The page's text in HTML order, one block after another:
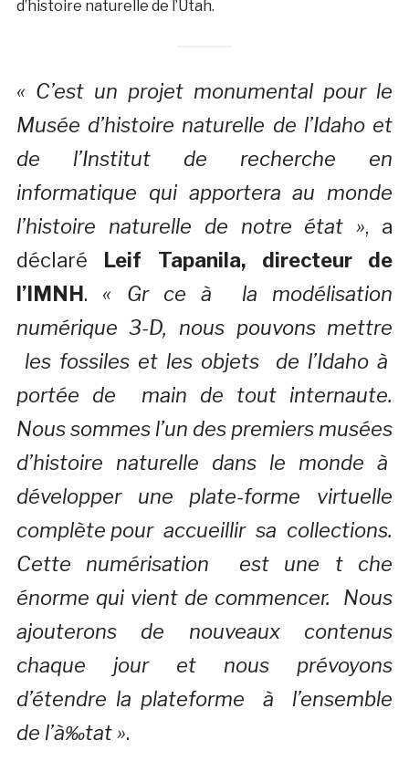
d’histoire naturelle de l’Utah.
« C’est un projet monumental pour le
Musée d’histoire naturelle de l’Idaho et
de l’Institut de recherche en
informatique qui apportera au monde
l’histoire naturelle de notre état », a
déclaré Leif Tapanila, directeur de
l’IMNH. « Gr ce à la modélisation
numérique 3-D, nous pouvons mettre
les fossiles et les objets de l’Idaho à
portée de main de tout internaute.
Nous sommes l’un des premiers musées
d’histoire naturelle dans le monde à
développer une plate-forme virtuelle
complète pour accueillir sa collections.
Cette numérisation est une t che
énorme qui vient de commencer. Nous
ajouterons de nouveaux contenus
chaque jour et nous prévoyons
d’étendre la plateforme à l’ensemble
de l’à‰tat ».